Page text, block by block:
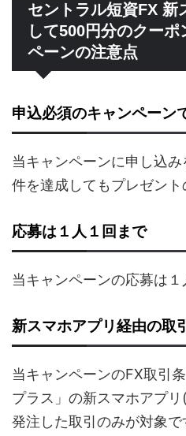
セントラル短資FX 新
して500円分のクー
ペーンの注意点
申込必須のキャンペーン
当キャンペーンに申し込
件を達成してもプレゼント
応募は１人１回まで
当キャンペーンの応募は１
新スマホアプリ経由の取
当キャンペーンのFX取引
プラス」の新スマホアプ
発注した取引のみが対象